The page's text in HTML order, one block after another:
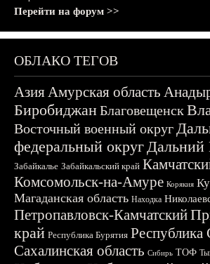
Перейти на форум >>
ОБЛАКО ТЕГОВ
АзияАмурская область
БиробиджанБлаговещенск
Восточный военный округ
федеральный округДальний
Забайкалье Забайкальский край
Комсомольск-на-Амуре Корякия
Магаданская область Находка
Петропавловск-Камчатский
край Республика Бурятия Республика
Сахалинская область Сибирь ТОФ